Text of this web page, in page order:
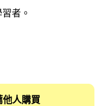
者。
他人購買